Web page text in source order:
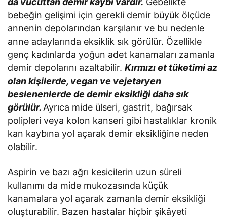
bebeğin gelişimi için gerekli demir büyük ölçüde
annenin depolarından karşılanır ve bu nedenle
anne adaylarında eksiklik sık görülür. Özellikle
genç kadınlarda yoğun adet kanamaları zamanla
demir depolarını azaltabilir.Kırmızı et tüketimi az
olan kişilerde, vegan ve vejetaryen
beslenenlerde de demir eksikliği daha sık
görülür. Ayrıca mide ülseri, gastrit, bağırsak
polipleri veya kolon kanseri gibi hastalıklar kronik
kan kaybına yol açarak demir eksikliğine neden
olabilir.
Aspirin ve bazı ağrı kesicilerin uzun süreli
kullanımı da mide mukozasında küçük
kanamalara yol açarak zamanla demir eksikliği
oluşturabilir. Bazen hastalar hiçbir şikâyeti